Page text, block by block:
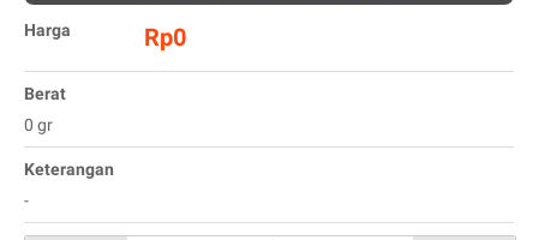
Harga Rp0
Berat
0 gr
Keterangan
-